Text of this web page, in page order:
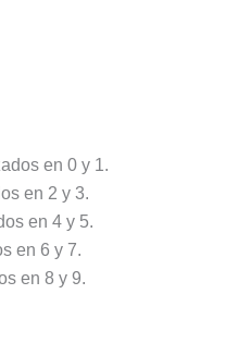
en 0 y 1.
en 2 y 3.
en 4 y 5.
en 6 y 7.
en 8 y 9.